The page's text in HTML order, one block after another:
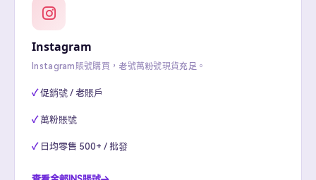
Instagram
Instagram賬號購買，老號萬粉號現貨充足。
促銷號 / 老賬戶
萬粉賬號
日均零售 500+ / 批發